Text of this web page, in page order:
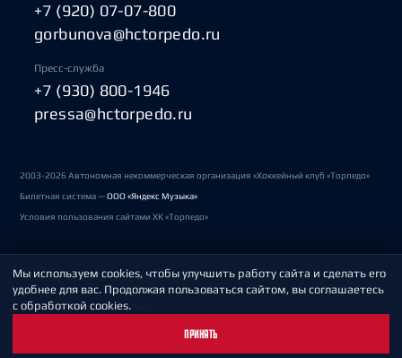
+7 (920) 07-07-800
gorbunova@hctorpedo.ru
Пресс-служба
+7 (930) 800-1946
pressa@hctorpedo.ru
2003-2026 Автономная некоммерческая организация «Хоккейный клуб «Торпедо»
Билетная система —ООО «Яндекс Музыка»
Условия пользования сайтами ХК «Торпедо»
Политика обработки персональных данных
Пользовательское соглашение
Мы используем cookies, чтобы улучшить работу сайта и сделать его
удобнее для вас. Продолжая пользоваться сайтом, вы соглашаетесь
с обработкой cookies.
ПРИНЯТЬ